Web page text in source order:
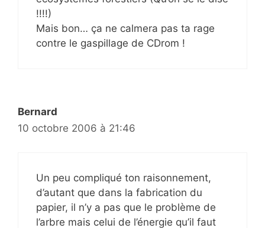
!!!!)
Mais bon… ça ne calmera pas ta rage
contre le gaspillage de CDrom !
Bernard
10 octobre 2006 à 21:46
Un peu compliqué ton raisonnement,
d’autant que dans la fabrication du
papier, il n’y a pas que le problème de
l’arbre mais celui de l’énergie qu’il faut